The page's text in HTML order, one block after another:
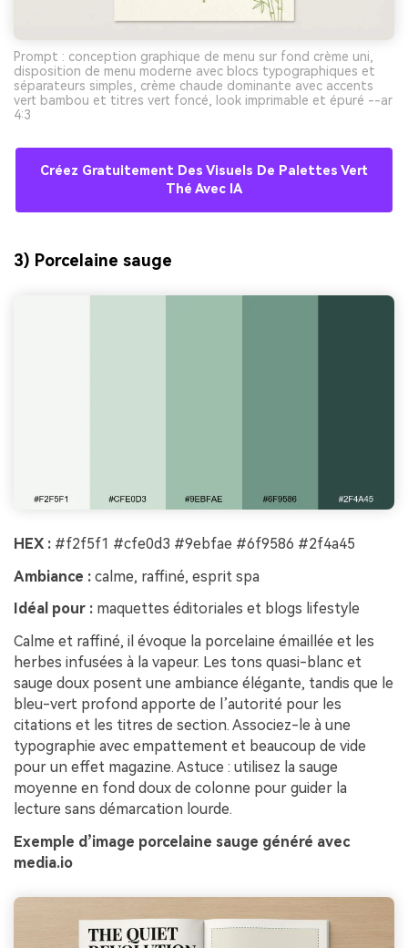
Prompt : conception graphique de menu sur fond crème uni,
disposition de menu moderne avec blocs typographiques et
séparateurs simples, crème chaude dominante avec accents
vert bambou et titres vert foncé, look imprimable et épuré --ar
4:3
Créez Gratuitement Des Visuels De Palettes Vert
Thé Avec IA
3) Porcelaine sauge
HEX : #f2f5f1 #cfe0d3 #9ebfae #6f9586 #2f4a45
Ambiance : calme, raffiné, esprit spa
Idéal pour : maquettes éditoriales et blogs lifestyle
Calme et raffiné, il évoque la porcelaine émaillée et les
herbes infusées à la vapeur. Les tons quasi-blanc et
sauge doux posent une ambiance élégante, tandis que le
bleu-vert profond apporte de l’autorité pour les
citations et les titres de section. Associez-le à une
typographie avec empattement et beaucoup de vide
pour un effet magazine. Astuce : utilisez la sauge
moyenne en fond doux de colonne pour guider la
lecture sans démarcation lourde.
Exemple d’image porcelaine sauge généré avec
media.io